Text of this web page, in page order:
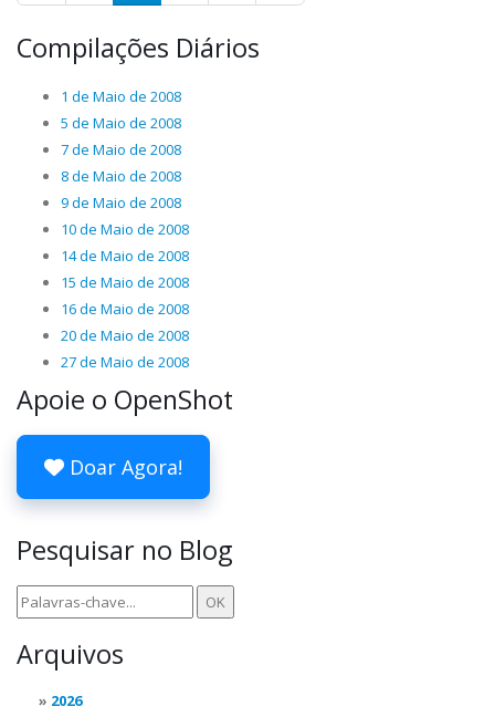
Compilações Diários
1 de Maio de 2008
5 de Maio de 2008
7 de Maio de 2008
8 de Maio de 2008
9 de Maio de 2008
10 de Maio de 2008
14 de Maio de 2008
15 de Maio de 2008
16 de Maio de 2008
20 de Maio de 2008
27 de Maio de 2008
Apoie o OpenShot
Doar Agora!
Pesquisar no Blog
Arquivos
2026